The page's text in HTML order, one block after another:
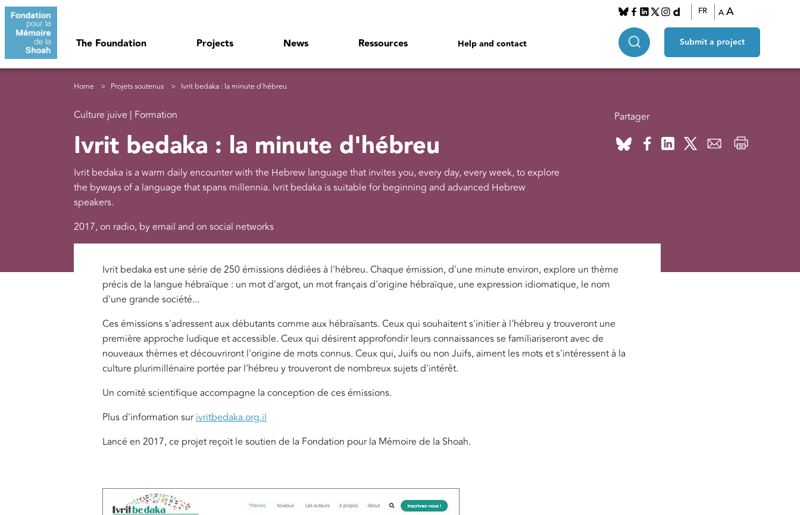
Skip to main content
The Foundation Projects News Ressources Help and contact
FR A A
Submit a project
Breadcrumb
Home Projets soutenus Ivrit bedaka : la minute d'hébreu
Culture juive | Formation
Ivrit bedaka : la minute d'hébreu
Ivrit bedaka is a warm daily encounter with the Hebrew language that invites you, every day, every week, to explore
the byways of a language that spans millennia. Ivrit bedaka is suitable for beginning and advanced Hebrew
speakers.
2017, on radio, by email and on social networks
Partager
Ivrit bedaka est une série de 250 émissions dédiées à l'hébreu. Chaque émission, d'une minute environ, explore un thème
précis de la langue hébraïque : un mot d'argot, un mot français d'origine hébraïque, une expression idiomatique, le nom
d'une grande société...
Ces émissions s'adressent aux débutants comme aux hébraïsants. Ceux qui souhaitent s'initier à l'hébreu y trouveront une
première approche ludique et accessible. Ceux qui désirent approfondir leurs connaissances se familiariseront avec de
nouveaux thèmes et découvriront l'origine de mots connus. Ceux qui, Juifs ou non Juifs, aiment les mots et s'intéressent à la
culture plurimillénaire portée par l'hébreu y trouveront de nombreux sujets d'intérêt.
Un comité scientifique accompagne la conception de ces émissions.
Plus d'information surivritbedaka.org.il
Lancé en 2017, ce projet reçoit le soutien de la Fondation pour la Mémoire de la Shoah.